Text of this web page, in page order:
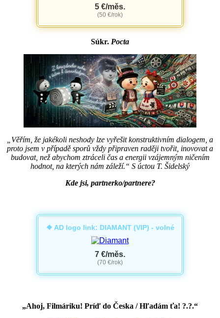
5 €/měs.
(50 €/rok)
Súkr. Pocta
„Věřím, že jakékoli neshody lze vyřešit konstruktivním dialogem, a
proto jsem v případě sporů vždy připraven raději tvořit, inovovat a
budovat, než abychom ztráceli čas a energii vzájemným ničením
hodnot, na kterých nám záleží.“ S úctou T. Šidelský
Kde jsi, partnerko/partnere?
❖ AD logo link: DIAMANT (VIP) - volné
7 €/měs.
(70 €/rok)
„Ahoj, Filmáriku! Príď do Česka / Hľadám ťa! ?.?.“